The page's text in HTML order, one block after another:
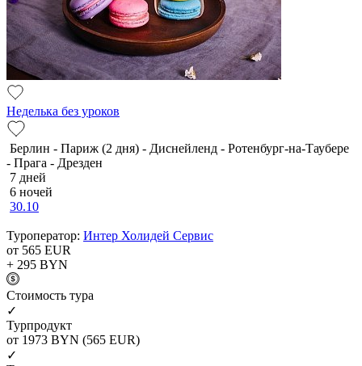
Неделька без уроков
Берлин - Париж (2 дня) - Диснейленд - Ротенбург-на-Таубере
- Прага - Дрезден
7 дней
6 ночей
30.10
Туроператор: Интер Холидей Сервис
от 565 EUR
+ 295 BYN
Cтоимость тура
✓
Турпродукт
от 1973 BYN (565 EUR)
✓